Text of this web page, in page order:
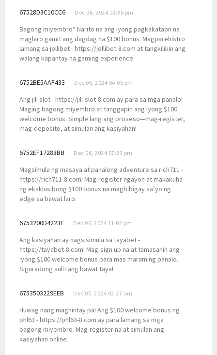
67528D3C10CC6 Dec 06, 2024 12:35 pm
Bagong miyembro? Narito na ang iyong pagkakataon na
maglaro gamit ang dagdag na $100 bonus. Magparehistro
lamang sa jollibet - https://jollibet-8.com at tangkilikin ang
walang kapantay na gaming experience.
6752BE5AAF433 Dec 06, 2024 04:05 pm
Ang jili slot - https://jili-slot-8.com ay para sa mga panalo!
Maging bagong miyembro at tanggapin ang iyong $100
welcome bonus. Simple lang ang proseso—mag-register,
mag-deposito, at simulan ang kasiyahan!
6752EF17283BB Dec 06, 2024 07:33 pm
Magsimula ng masaya at panalong adventure sa rich711 -
https://rich711-8.com! Mag-register ngayon at makakuha
ng eksklusibong $100 bonus na magbibigay sa’yo ng
edge sa bawat laro.
6753200D4223F Dec 06, 2024 11:02 pm
Ang kasiyahan ay nagsisimula sa tayabet -
https://tayabet-8.com! Mag-sign up na at tamasahin ang
iyong $100 welcome bonus para mas maraming panalo.
Siguradong sulit ang bawat taya!
6753503229EEB Dec 07, 2024 02:27 am
Huwag nang maghintay pa! Ang $100 welcome bonus ng
phl63 - https://phl63-8.com ay para lamang sa mga
bagong miyembro. Mag-register na at simulan ang
kasiyahan online.